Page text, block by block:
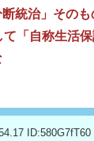
統治」そのも
「自称生活
ID:580G7fT60